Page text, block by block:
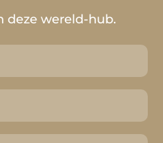
deze wereld-hub.